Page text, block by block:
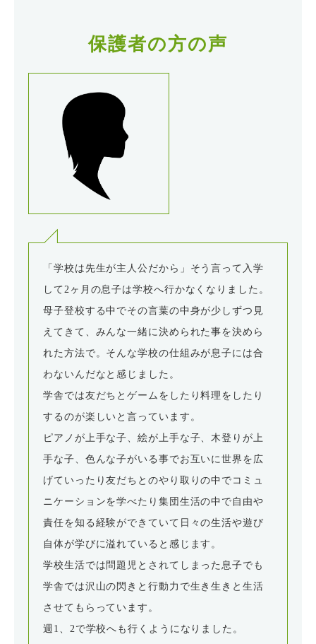
保護者の方の声
「学校は先生が主人公だから」そう言って入学
して2ヶ月の息子は学校へ行かなくなりました。
母子登校する中でその言葉の中身が少しずつ見
えてきて、みんな一緒に決められた事を決めら
れた方法で。そんな学校の仕組みが息子には合
わないんだなと感じました。
学舎では友だちとゲームをしたり料理をしたり
するのが楽しいと言っています。
ピアノが上手な子、絵が上手な子、木登りが上
手な子、色んな子がいる事でお互いに世界を広
げていったり友だちとのやり取りの中でコミュ
ニケーションを学べたり集団生活の中で自由や
責任を知る経験ができていて日々の生活や遊び
自体が学びに溢れていると感じます。
学校生活では問題児とされてしまった息子でも
学舎では沢山の閃きと行動力で生き生きと生活
させてもらっています。
週1、2で学校へも行くようになりました。